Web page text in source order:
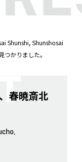
Shunshi, Shunshosai
かりました。
春暁斎北